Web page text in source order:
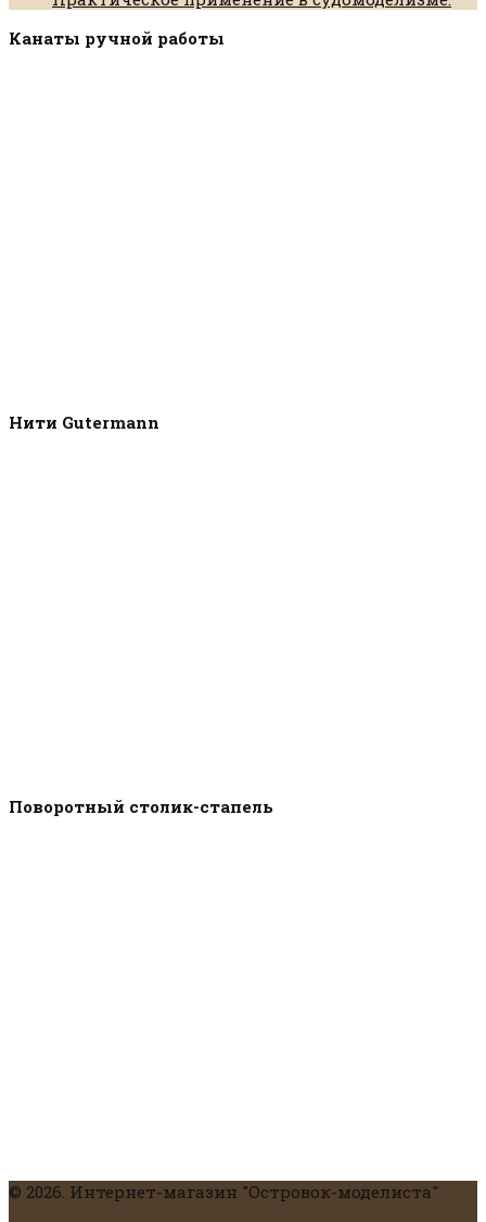
Канаты ручной работы
Нити Gutermann
Поворотный столик-стапель
© 2026. Интернет-магазин "Островок-моделиста"